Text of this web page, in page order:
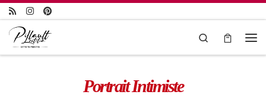
Passer au contenu
Search
Portrait Intimiste